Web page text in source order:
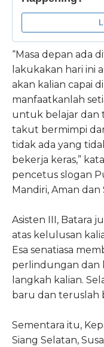
“Masa depan ada
lakukakan hari ini
akan kalian capai
manfaatkanlah
untuk belajar dan
takut bermimpi
tidak ada yang
bekerja keras,”
pencetus slogan
Mandiri, Aman dan
Asisten III, Batara
atas kelulusan
Esa senatiasa
perlindungan dan
langkah kalian.
baru dan teruslah
Sementara itu,
Siang Selatan,